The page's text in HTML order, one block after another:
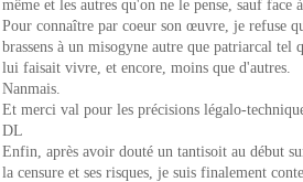
même et les autres qu'on ne le pense, sauf face
Pour connaître par coeur son œuvre, je refuse
brassens à un misogyne autre que patriarcal tel
lui faisait vivre, et encore, moins que d'autres.
Nanmais.
Et merci val pour les précisions légalo-
DL
Enfin, après avoir douté un tantisoit au début
la censure et ses risques, je suis finalement